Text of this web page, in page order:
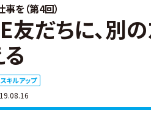
を（第4回）
友だちに、別
スキルアップ